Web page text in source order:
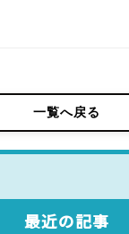
一覧へ戻る
最近の記事